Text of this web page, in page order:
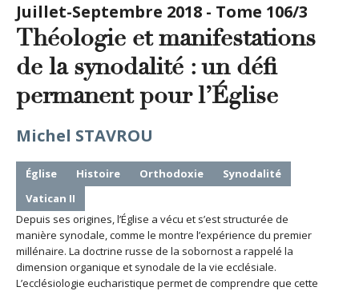
Juillet-Septembre 2018 - Tome 106/3
Théologie et manifestations
de la synodalité : un défi
permanent pour l’Église
Michel STAVROU
Église Histoire Orthodoxie
Synodalité
Vatican II
Depuis ses origines, l’Église a vécu et s’est structurée de
manière synodale, comme le montre l’expérience du premier
millénaire. La doctrine russe de la sobornost a rappelé la
dimension organique et synodale de la vie ecclésiale.
L’ecclésiologie eucharistique permet de comprendre que cette